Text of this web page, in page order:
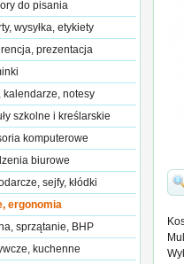
do pisania
wysyłka, etykiety
prezentacja
kalendarze, notesy
szkolne i kreślarskie
komputerowe
biurowe
sejfy, kłódki
ergonomia
sprzątanie, BHP
kuchenne